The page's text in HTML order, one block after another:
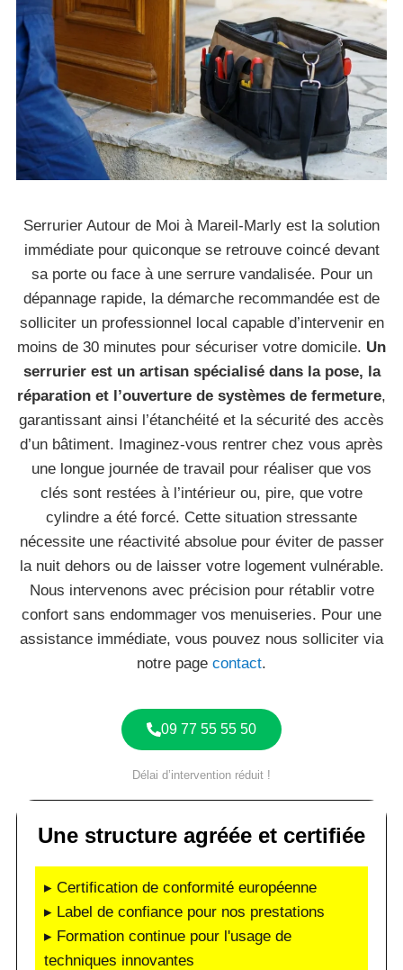
Serrurier Autour de Moi à Mareil-Marly est la solution
immédiate pour quiconque se retrouve coincé devant
sa porte ou face à une serrure vandalisée. Pour un
dépannage rapide, la démarche recommandée est de
solliciter un professionnel local capable d’intervenir en
moins de 30 minutes pour sécuriser votre domicile. Un
serrurier est un artisan spécialisé dans la pose, la
réparation et l’ouverture de systèmes de fermeture,
garantissant ainsi l’étanchéité et la sécurité des accès
d’un bâtiment. Imaginez-vous rentrer chez vous après
une longue journée de travail pour réaliser que vos
clés sont restées à l’intérieur ou, pire, que votre
cylindre a été forcé. Cette situation stressante
nécessite une réactivité absolue pour éviter de passer
la nuit dehors ou de laisser votre logement vulnérable.
Nous intervenons avec précision pour rétablir votre
confort sans endommager vos menuiseries. Pour une
assistance immédiate, vous pouvez nous solliciter via
notre page contact.
09 77 55 55 50
Délai d’intervention réduit !
Une structure agréée et certifiée
▸ Certification de conformité européenne
▸ Label de confiance pour nos prestations
▸ Formation continue pour l'usage de
techniques innovantes